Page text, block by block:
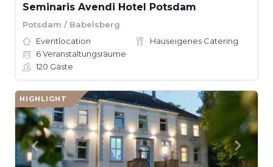
Seminaris Avendi Hotel Potsdam
Potsdam / Babelsberg
Eventlocation
Hauseigenes Catering
6Veranstaltungsräume
120 Gäste
HIGHLIGHT